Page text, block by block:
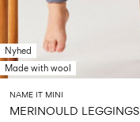
Nyhed
Made with wool
NAME IT MINI
MERINOULD LEGGINGS